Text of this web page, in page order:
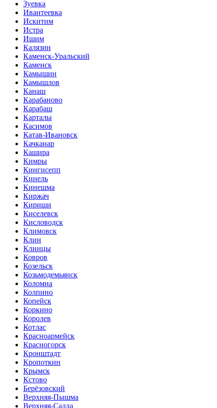
Зуевка
Ивантеевка
Искитим
Истра
Ишим
Калязин
Каменск-Уральский
Каменск
Камышин
Камышлов
Канаш
Карабаново
Карабаш
Карталы
Касимов
Катав-Ивановск
Качканар
Кашира
Кимры
Кингисепп
Кинель
Кинешма
Киржач
Кириши
Киселевск
Кисловодск
Климовск
Клин
Клинцы
Ковров
Козельск
Козьмодемьянск
Коломна
Колпино
Копейск
Коркино
Королев
Котлас
Красноармейск
Красногорск
Кронштадт
Кропоткин
Крымск
Кстово
Берёзовский
Верхняя-Пышма
Верхняя-Салда